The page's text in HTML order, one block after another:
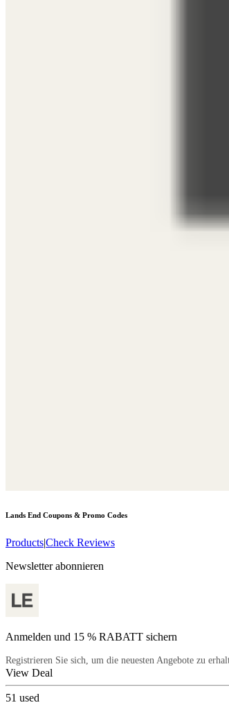
Lands End Coupons & Promo Codes
Products|Check Reviews
Newsletter abonnieren
Anmelden und 15 % RABATT sichern
Registrieren Sie sich, um die neuesten Angebote zu
View Deal
51 used